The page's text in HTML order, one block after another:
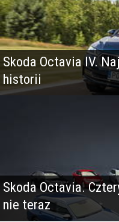
Skoda Octavia IV.
historii
Skoda Octavia.
nie teraz